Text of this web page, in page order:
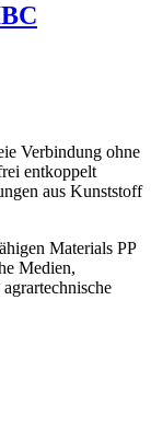
Verbindung ohne
entkoppelt
aus Kunststoff
Materials PP
Medien,